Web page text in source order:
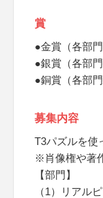
賞
●金賞（各部
●銀賞（各部
●銅賞（各部
募集内容
T3パズルを使
※肖像権や著
【部門】
（1）リアル